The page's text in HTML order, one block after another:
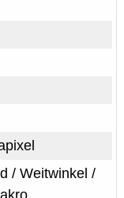
/ Weitwinkel /